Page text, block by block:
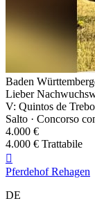
Baden
Lieber
V: Quintos de
Salto · Concorso
4.000 €
4.000 € Trattabile

Pferdehof Rehagen
DE